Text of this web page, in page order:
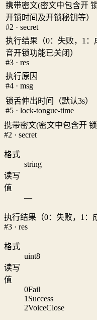
携带密文(密文中包含开
开锁时间及开锁秘钥等）
#2 · secret
执行结果（0：失败，1：
音开锁功能已关闭）
#3 · res
执行原因
#4 · msg
锁舌伸出时间（默认3s）
#5 · lock-tongue-time
携带密文(密文中包含开
#2 · secret
格式
string
读写
值
—
执行结果（0：失败，1：
#3 · res
格式
uint8
读写
值
0Fail
1 Success
2VoiceClose